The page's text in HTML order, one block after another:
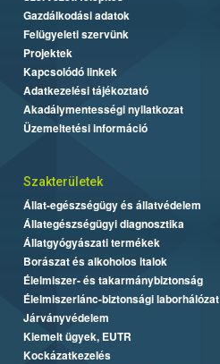
Gazdálkodási adatok
Felügyeleti szervünk
Projektek
Kapcsolódó linkek
Adatkezelési tájékoztató
Akadálymentességi nyilatkozat
Üzemeltetési információ
Szakterületek
Állat-egészségügy és állatvédelem
Állategészségügyi diagnosztika
Állatgyógyászati termékek
Borászat és alkoholos italok
Élelmiszer- és takarmánybiztonság
Élelmiszerlánc-biztonsági laborhálózat
Járványvédelem
Kiemelt ügyek, EUTR
Kockázatkezelés